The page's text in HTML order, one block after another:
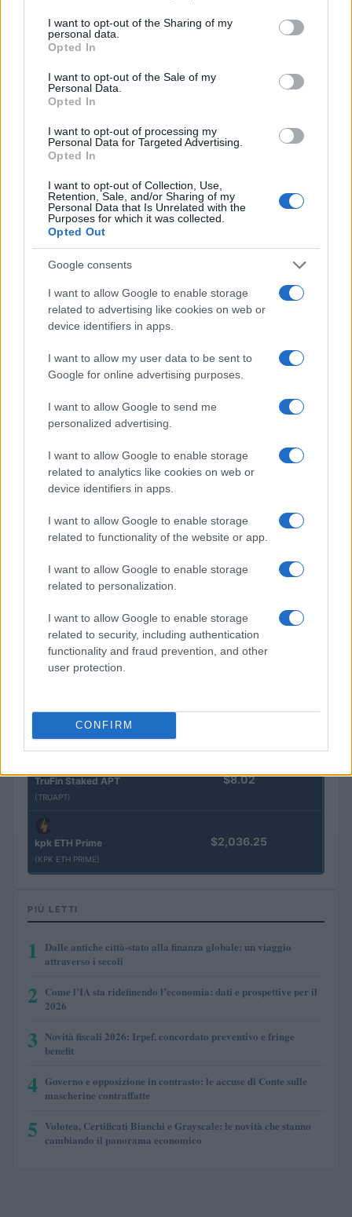
not limited to your visit or usage behaviour. You may click to
grant or deny consent to Google and its third-party tags to
use your data for below specified purposes in below Google
consent section.
I want to opt-out of the Sharing of my
personal data.
Opted In
I want to opt-out of the Sale of my
Personal Data.
Opted In
I want to opt-out of processing my
Personal Data for Targeted Advertising.
Opted In
I want to opt-out of Collection, Use,
Retention, Sale, and/or Sharing of my
Personal Data that Is Unrelated with the
Purposes for which it was collected.
Opted Out
Google consents
I want to allow Google to enable storage
related to advertising like cookies on web or
device identifiers in apps.
I want to allow my user data to be sent to
Google for online advertising purposes.
I want to allow Google to send me
personalized advertising.
I want to allow Google to enable storage
related to analytics like cookies on web or
device identifiers in apps.
I want to allow Google to enable storage
related to functionality of the website or app.
I want to allow Google to enable storage
related to personalization.
I want to allow Google to enable storage
related to security, including authentication
functionality and fraud prevention, and other
user protection.
CONFIRM
mascherine contraffatte
Francesca Galli · 7 Ago 2026
QUOTAZIONI CRYPTO
Nome Prezzo
Eureka Bridged PAX
Gold (Terra
$4,187.30
Kinza Babylon Staked
Morpho Vault
(STEAKEURCV)
$100,000,000,000,000.00
Epoch Island
(EPOCH)
$0.032
Stride Staked Injective $16.49
JDB
(JDB)
$0.022
FibSwap DEX
TruFin Staked APT
(TRUAPT)
$8.02
kpk ETH Prime
(KPK ETH PRIME)
$2,036.25
PIÙ LETTI
1
Dalle antiche città-stato alla finanza globale: un viaggio
attraverso i secoli
2 Come l’IA sta ridefinendo l’economia: dati e prospettive per il
2026
3 Novità fiscali 2026: Irpef, concordato preventivo e fringe
benefit
4 Governo e opposizione in contrasto: le accuse di Conte sulle
mascherine contraffatte
5 Volotea, Certificati Bianchi e Grayscale: le novità che stanno
cambiando il panorama economico